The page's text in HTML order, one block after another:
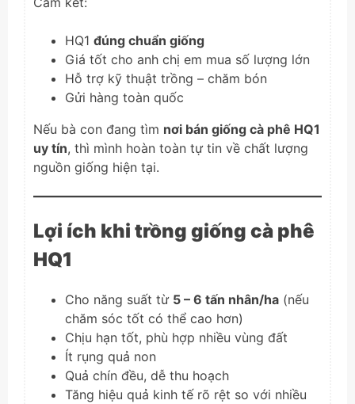
HQ1 đúng chuẩn giống
Giá tốt cho anh chị em mua số lượng lớn
Hỗ trợ kỹ thuật trồng – chăm bón
Gửi hàng toàn quốc
Nếu bà con đang tìm nơi bán giống cà phê HQ1
uy tín, thì mình hoàn toàn tự tin về chất lượng
nguồn giống hiện tại.
Lợi ích khi trồng giống cà phê
HQ1
Cho năng suất từ 5 – 6 tấn nhân/ha (nếu
chăm sóc tốt có thể cao hơn)
Chịu hạn tốt, phù hợp nhiều vùng đất
Ít rụng quả non
Quả chín đều, dễ thu hoạch
Tăng hiệu quả kinh tế rõ rệt so với nhiều